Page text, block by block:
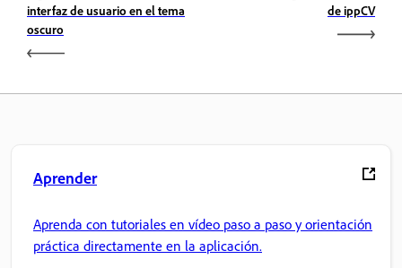
interfaz de usuario en el tema
oscuro
de ippCV
Aprender
Aprenda con tutoriales en vídeo paso a paso y orientación
práctica directamente en la aplicación.